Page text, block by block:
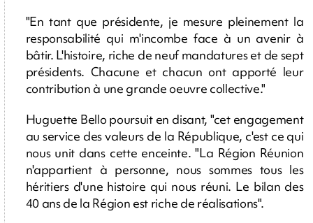
"En tant que présidente, je mesure pleinement la
responsabilité qui m'incombe face à un avenir à
bâtir. L'histoire, riche de neuf mandatures et de sept
présidents. Chacune et chacun ont apporté leur
contribution à une grande oeuvre collective."
Huguette Bello poursuit en disant, "cet engagement
au service des valeurs de la République, c'est ce qui
nous unit dans cette enceinte. "La Région Réunion
n'appartient à personne, nous sommes tous les
héritiers d'une histoire qui nous réuni. Le bilan des
40 ans de la Région est riche de réalisations".